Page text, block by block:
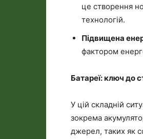
це створення
технологій.
Підвищена
фактором
Батареї: ключ до
У цій складній
зокрема
джерел, таких як